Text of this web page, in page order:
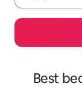
Best